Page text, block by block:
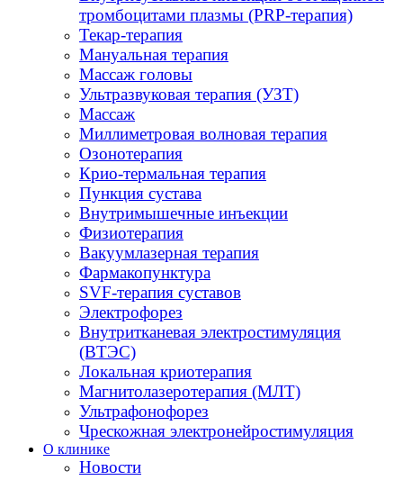
тромбоцитами плазмы (PRP-терапия)
Текар-терапия
Мануальная терапия
Массаж головы
Ультразвуковая терапия (УЗТ)
Массаж
Миллиметровая волновая терапия
Озонотерапия
Крио-термальная терапия
Пункция сустава
Внутримышечные инъекции
Физиотерапия
Вакуумлазерная терапия
Фармакопунктура
SVF-терапия суставов
Электрофорез
Внутритканевая электростимуляция
(ВТЭС)
Локальная криотерапия
Магнитолазеротерапия (МЛТ)
Ультрафонофорез
Чрескожная электронейростимуляция
О клинике
Новости